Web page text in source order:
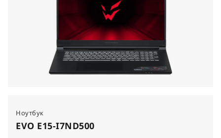
Ноутбук
EVO E15-I7ND500